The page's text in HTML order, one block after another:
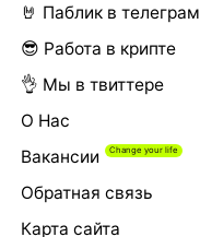
🤘 Паблик в телеграм
😎 Работа в крипте
👌 Мы в твиттере
О Нас
Вакансии
Обратная связь
Карта сайта